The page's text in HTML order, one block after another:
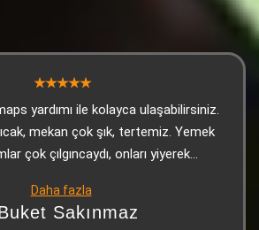
yardımı ile kolayca ulaşabilirsiniz.
mekan çok şık, tertemiz. Yemek
çok çılgıncaydı, onları yiyerek
harikaydı. Personel çok sıcakkanlı,
Biz çok beğendik tavsiye ediyorum
Daha fazla
Sakınmaz